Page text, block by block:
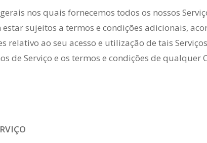
nos quais fornecemos todos os nossos
sujeitos a termos e condições adicionais,
ao seu acesso e utilização de tais
de Serviço e os termos e condições de qualquer